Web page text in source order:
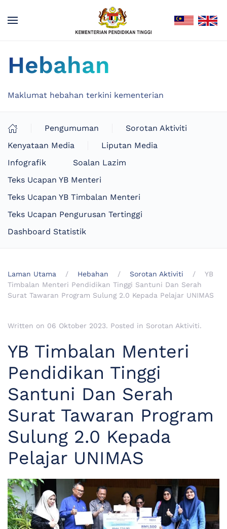
Hebahan
Maklumat hebahan terkini kementerian
Pengumuman
Sorotan Aktiviti
Kenyataan Media
Liputan Media
Infografik
Soalan Lazim
Teks Ucapan YB Menteri
Teks Ucapan YB Timbalan Menteri
Teks Ucapan Pengurusan Tertinggi
Dashboard Statistik
Laman Utama Hebahan Sorotan Aktiviti
YB
Timbalan Menteri Pendidikan Tinggi Santuni Dan Serah
Surat Tawaran Program Sulung 2.0 Kepada Pelajar UNIMAS
Written on 06 Oktober 2023. Posted in Sorotan Aktiviti.
YB Timbalan Menteri
Pendidikan Tinggi
Santuni Dan Serah
Surat Tawaran Program
Sulung 2.0 Kepada
Pelajar UNIMAS